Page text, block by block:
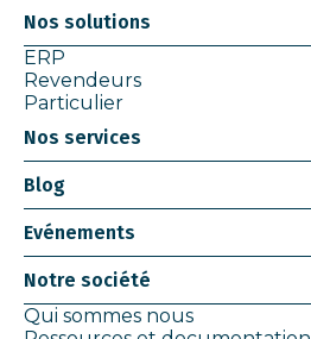
Nos solutions
ERP
Revendeurs
Particulier
Nos services
Blog
Evénements
Notre société
Qui sommes nous